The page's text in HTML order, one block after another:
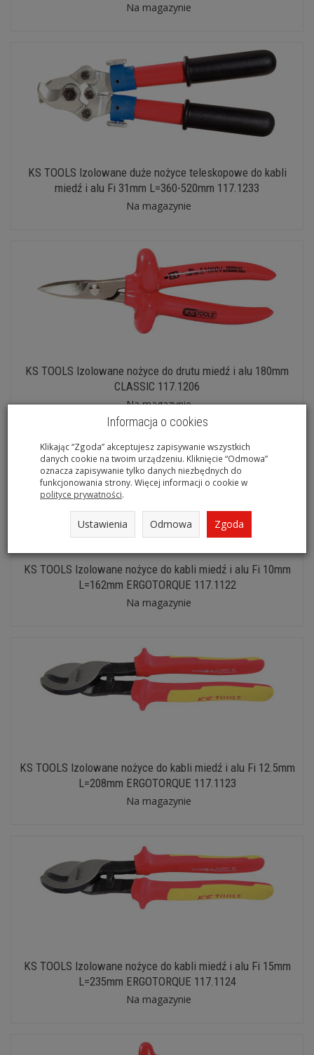
Na magazynie
KS TOOLS Izolowane duże nożyce teleskopowe do kabli
miedź i alu Fi 31mm L=360-520mm 117.1233
Na magazynie
KS TOOLS Izolowane nożyce do drutu miedź i alu 180mm
CLASSIC 117.1206
Na magazynie
KS TOOLS Izolowane nożyce do kabli miedź i alu Fi 10mm
L=162mm ERGOTORQUE 117.1122
Na magazynie
KS TOOLS Izolowane nożyce do kabli miedź i alu Fi 12.5mm
L=208mm ERGOTORQUE 117.1123
Na magazynie
KS TOOLS Izolowane nożyce do kabli miedź i alu Fi 15mm
L=235mm ERGOTORQUE 117.1124
Na magazynie
Informacja o cookies
Klikając “Zgoda” akceptujesz zapisywanie wszystkich
danych cookie na twoim urządzeniu. Kliknięcie “Odmowa”
oznacza zapisywanie tylko danych niezbędnych do
funkcjonowania strony. Więcej informacji o cookie w
polityce prywatności.
Ustawienia Odmowa Zgoda